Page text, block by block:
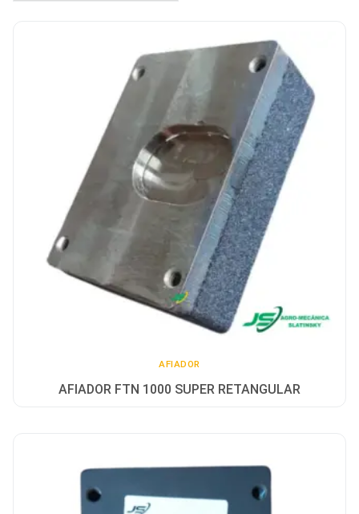
Espanhol
Português
AFIADOR
AFIADOR FTN 1000 SUPER RETANGULAR